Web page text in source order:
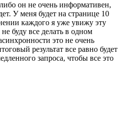
он не очень информативен,
У меня будет на странице 10
каждого я уже увижу эту
буду все делать в одном
это не очень
результат все равно будет
запроса, чтобы все это